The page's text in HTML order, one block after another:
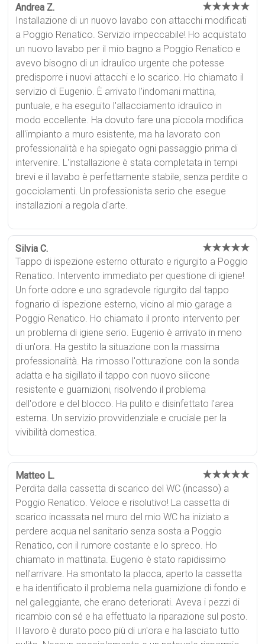
Andrea Z. ★★★★★
Installazione di un nuovo lavabo con attacchi modificati
a Poggio Renatico. Servizio impeccabile! Ho acquistato
un nuovo lavabo per il mio bagno a Poggio Renatico e
avevo bisogno di un idraulico urgente che potesse
predisporre i nuovi attacchi e lo scarico. Ho chiamato il
servizio di Eugenio. È arrivato l'indomani mattina,
puntuale, e ha eseguito l'allacciamento idraulico in
modo eccellente. Ha dovuto fare una piccola modifica
all'impianto a muro esistente, ma ha lavorato con
professionalità e ha spiegato ogni passaggio prima di
intervenire. L'installazione è stata completata in tempi
brevi e il lavabo è perfettamente stabile, senza perdite o
gocciolamenti. Un professionista serio che esegue
installazioni a regola d'arte.
Silvia C. ★★★★★
Tappo di ispezione esterno otturato e rigurgito a Poggio
Renatico. Intervento immediato per questione di igiene!
Un forte odore e uno sgradevole rigurgito dal tappo
fognario di ispezione esterno, vicino al mio garage a
Poggio Renatico. Ho chiamato il pronto intervento per
un problema di igiene serio. Eugenio è arrivato in meno
di un'ora. Ha gestito la situazione con la massima
professionalità. Ha rimosso l'otturazione con la sonda
adatta e ha sigillato il tappo con nuovo silicone
resistente e guarnizioni, risolvendo il problema
dell'odore e del blocco. Ha pulito e disinfettato l'area
esterna. Un servizio provvidenziale e cruciale per la
vivibilità domestica.
Matteo L. ★★★★★
Perdita dalla cassetta di scarico del WC (incasso) a
Poggio Renatico. Veloce e risolutivo! La cassetta di
scarico incassata nel muro del mio WC ha iniziato a
perdere acqua nel sanitario senza sosta a Poggio
Renatico, con il rumore costante e lo spreco. Ho
chiamato in mattinata. Eugenio è stato rapidissimo
nell'arrivare. Ha smontato la placca, aperto la cassetta
e ha identificato il problema nella guarnizione di fondo e
nel galleggiante, che erano deteriorati. Aveva i pezzi di
ricambio con sé e ha effettuato la riparazione sul posto.
Il lavoro è durato poco più di un'ora e ha lasciato tutto